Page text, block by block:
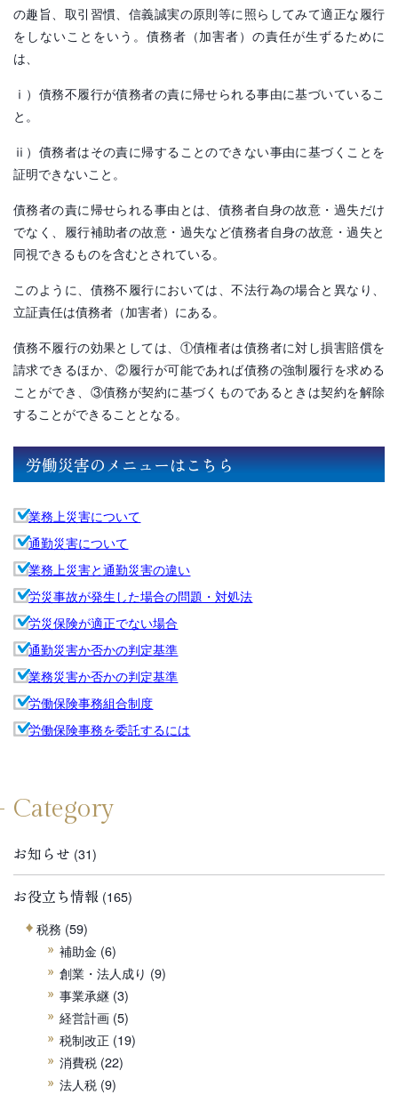
の趣旨、取引習慣、信義誠実の原則等に照らしてみて適正な履行
をしないことをいう。債務者（加害者）の責任が生ずるために
は、
ⅰ）債務不履行が債務者の責に帰せられる事由に基づいているこ
と。
ⅱ）債務者はその責に帰することのできない事由に基づくことを
証明できないこと。
債務者の責に帰せられる事由とは、債務者自身の故意・過失だけ
でなく、履行補助者の故意・過失など債務者自身の故意・過失と
同視できるものを含むとされている。
このように、債務不履行においては、不法行為の場合と異なり、
立証責任は債務者（加害者）にある。
債務不履行の効果としては、①債権者は債務者に対し損害賠償を
請求できるほか、②履行が可能であれば債務の強制履行を求める
ことができ、③債務が契約に基づくものであるときは契約を解除
することができることとなる。
労働災害のメニューはこちら
業務上災害について
通勤災害について
業務上災害と通勤災害の違い
労災事故が発生した場合の問題・対処法
労災保険が適正でない場合
通勤災害か否かの判定基準
業務災害か否かの判定基準
労働保険事務組合制度
労働保険事務を委託するには
Category
お知らせ (31)
お役立ち情報 (165)
税務 (59)
補助金 (6)
創業・法人成り (9)
事業承継(3)
経営計画(5)
税制改正 (19)
消費税(22)
法人税(9)